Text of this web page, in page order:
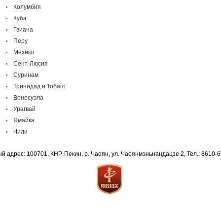
Колумбия
Куба
Гвиана
Перу
Мехико
Сент-Люсия
Суринам
Тринидад и Тобаго
Венесуэла
Урагвай
Ямайка
Чили
адрес: 100701, КНР, Пекин, р. Чаоян, ул. Чаоянмэньнандацзе 2, Тел.: 8610-